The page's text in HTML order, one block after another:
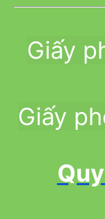
Giấy
Giấy